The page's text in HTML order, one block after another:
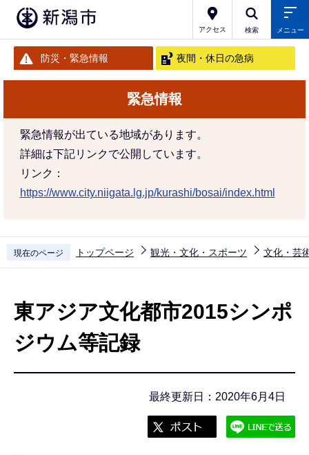
アクセス 検索 メニュー
防災・緊急情報 夜間・休日の急病
緊急情報
緊急情報が出ている地域があります。
詳細は下記リンクで公開しています。
リンク：
https://www.city.niigata.lg.jp/kurashi/bosai/index.html
現在のページ トップページ 観光・文化・スポーツ 文化・芸
東アジア文化都市2015シンポ
ジウム等記録
最終更新日：2020年6月4日